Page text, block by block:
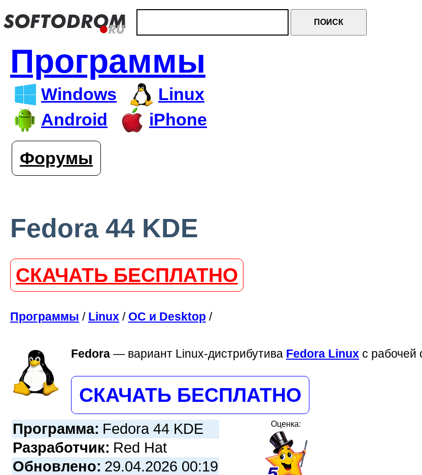
Программы
Windows
Linux
Android
iPhone
Форумы
Fedora 44 KDE
СКАЧАТЬ БЕСПЛАТНО
Программы / Linux / ОС и Desktop /
Fedora — вариант Linux-дистрибутива Fedora Linux с рабочей
СКАЧАТЬ БЕСПЛАТНО
Программа: Fedora 44 KDE
Разработчик: Red Hat
Обновлено: 29.04.2026 00:19
Оценка: